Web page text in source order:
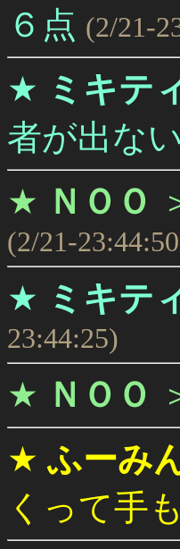
６点 (2/21-
★ ミキテ
者が出な
★ ＮＯＯ
(2/21-
★ ミキテ
23:44:25)
★ ＮＯＯ
★ふーみ
くって手